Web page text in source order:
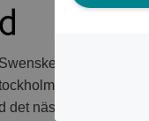
under
det näst äldsta